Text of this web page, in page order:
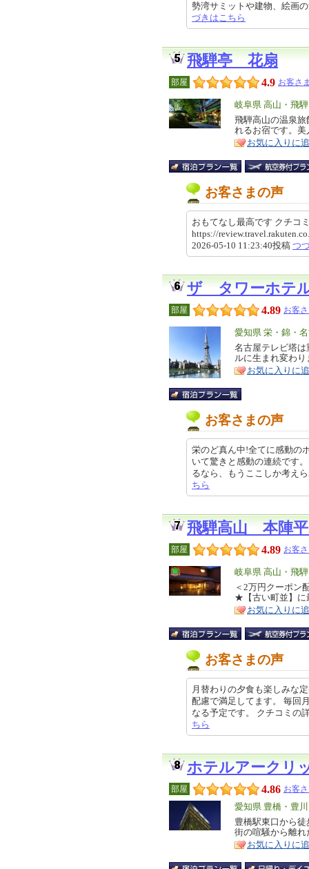
勢湾サミットや建物、絵画
づきはこちら
飛騨亭 花扇
部屋 4.9 お客さ
エ
リ
ア
岐阜県 高山・飛騨
特
徴
飛騨高山の温泉
れるお宿です。
お気に入りに
お客さまの声
おもてなし最高です クチ
https://
2026-05-10 11:23:40投稿 つ
ザ タワーホテ
部屋 4.89 お客
エ
リ
ア
愛知県 栄・錦・
特
徴
名古屋テレビ塔
ルに生まれ変わり
お気に入りに
お客さまの声
栄のど真ん中!全てに感動の
いて驚きと感動の連続です
るなら、もうここしか考え
ちら
飛騨高山 本陣
部屋 4.89 お客
エ
リ
ア
岐阜県 高山・飛騨
特
徴
＜2万円クーポン
★【古い町並】に
お気に入りに
お客さまの声
月替わりの夕食も楽しみな
配慮で満足してます。 毎回
なる予定です。 クチコミ
ちら
ホテルアークリ
部屋 4.86 お客
エ
リ
ア
愛知県 豊橋・豊
特
徴
豊橋駅東口から
街の喧騒から離
お気に入りに